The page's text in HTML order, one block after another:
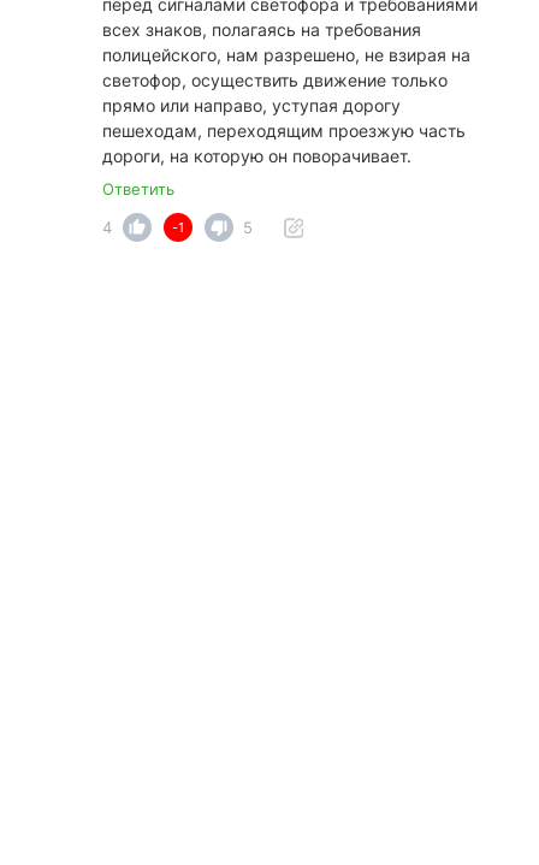
перед сигналами светофора и требованиями
всех знаков, полагаясь на требования
полицейского, нам разрешено, не взирая на
светофор, осуществить движение только
прямо или направо, уступая дорогу
пешеходам, переходящим проезжую часть
дороги, на которую он поворачивает.
Ответить
4
-1 5